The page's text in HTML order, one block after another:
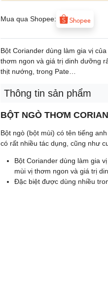
Mua qua Shopee:
Bột Coriander dùng làm gia vị
thơm ngon và giá trị dinh dưỡng
thịt nướng, trong Pate…
Thông tin sản phẩm
BỘT NGÒ THƠM
Bột ngò (bột mùi) có tên tiếng
có rất nhiều tác dụng, cũng như
Bột Coriander dùng làm gia
mùi vị thơm ngon và giá trị
Đặc biệt được dùng nhiều